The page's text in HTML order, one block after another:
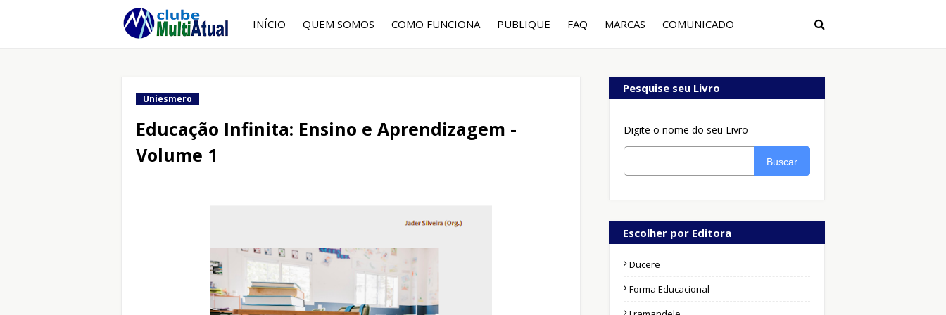
INÍCIO QUEM SOMOS COMO FUNCIONA PUBLIQUE FAQ MARCAS COMUNICADO
Uniesmero
Educação Infinita: Ensino e Aprendizagem -
Volume 1
Pesquise seu Livro
Digite o nome do seu Livro
Buscar
Escolher por Editora
Ducere
Forma Educacional